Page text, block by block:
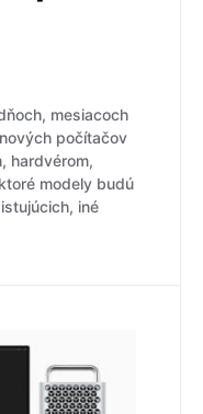
mesiacoch
počítačov
hardvérom,
modely budú
iné